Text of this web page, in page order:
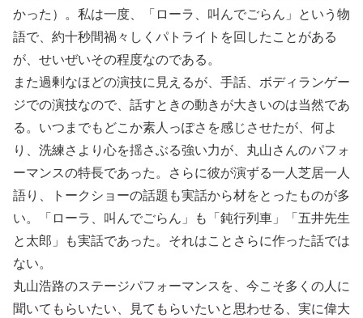
かった）。私は一度、「ローラ、叫んでごらん」という物
語で、約十秒間禍々しくパトライトを回したことがある
が、せいぜいその程度なのである。
また過剰なほどの演技に見えるが、手話、ボディランゲー
ジでの演技なので、話すときの動きが大きいのは当然であ
る。いつまでもどこか素人っぽさを感じさせたが、何よ
り、洗練さより心を揺さぶる強い力が、丸山さんのパフォ
ーマンスの特長であった。さらに彼が演ずる一人芝居一人
語り、トークショーの話題も実話から材をとったものが多
い。「ローラ、叫んでごらん」も「鈍行列車」「五井先生
と太郎」も実話であった。それはことさらに作った話では
ない。
丸山浩路のステージパフォーマンスを、今こそ多くの人に
聞いてもらいたい、見てもらいたいと思わせる、実に偉大